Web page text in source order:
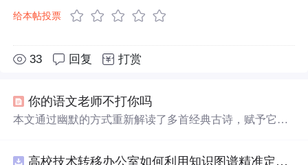
给本帖投票
33 回复 打赏
你的语文老师不打你吗
本文通过幽默的方式重新解读了多首经典古诗，赋予它们
高校技术转移办公室如何利用知识图谱精准定位产业需求与技术适配点？.docx